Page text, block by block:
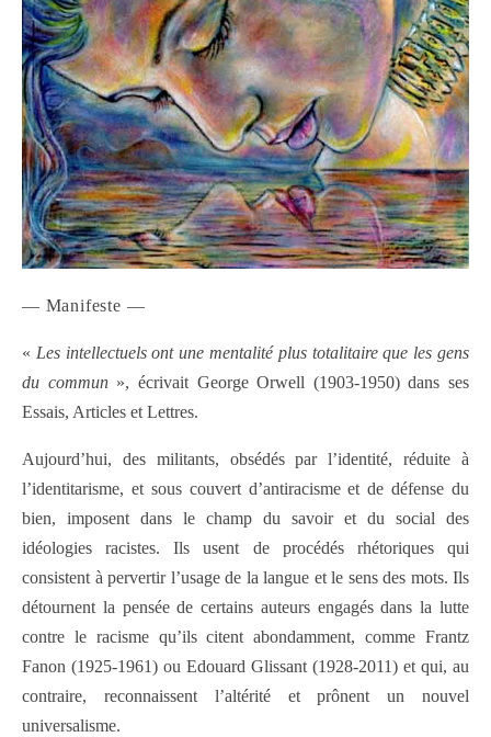
— Manifeste —
« Les intellectuels ont une mentalité plus totalitaire que les gens
du commun», écrivait George Orwell (1903-1950) dans ses
Essais, Articles et Lettres.
Aujourd’hui, des militants, obsédés par l’identité, réduite à
l’identitarisme, et sous couvert d’antiracisme et de défense du
bien, imposent dans le champ du savoir et du social des
idéologies racistes. Ils usent de procédés rhétoriques qui
consistent à pervertir l’usage de la langue et le sens des mots. Ils
détournent la pensée de certains auteurs engagés dans la lutte
contre le racisme qu’ils citent abondamment, comme Frantz
Fanon (1925-1961) ou Edouard Glissant (1928-2011) et qui, au
contraire, reconnaissent l’altérité et prônent un nouvel
universalisme.